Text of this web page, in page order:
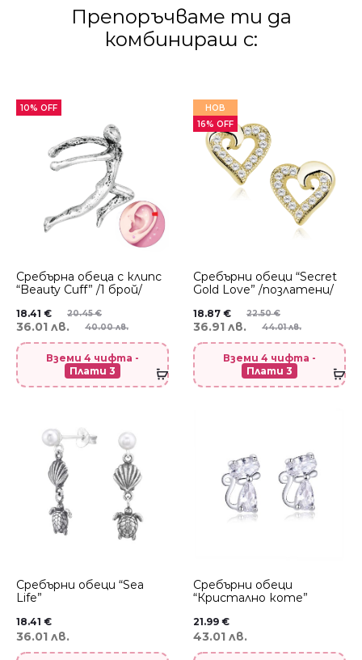
Препоръчваме ти да
комбинираш с:
10% OFF
Сребърнa oбеца с клипс
“Beauty Cuff” /1 брой/
20.45€
18.41 €
40.00 лв.
36.01 лв.
Вземи 4 чифта -
Плати 3
НОВ
16% OFF
Сребърни обеци “Secret
Gold Love” /позлатени/
22.50€
18.87 €
44.01 лв.
36.91 лв.
Вземи 4 чифта -
Плати 3
Сребърни обеци “Sea
Life”
18.41 €
36.01 лв.
Сребърни обеци
“Кристално коте”
21.99 €
43.01 лв.